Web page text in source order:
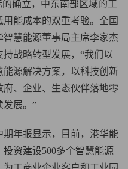
确立，中东南部区域的工
能成本的双重考验。全国
慧能源董事局主席李家杰
战略转型发展，“我们以
能源解决方案，以科技创新
、企业、生态伙伴落地零
发展。”
期年报显示，目前，港华能
资建设500多个智慧能源